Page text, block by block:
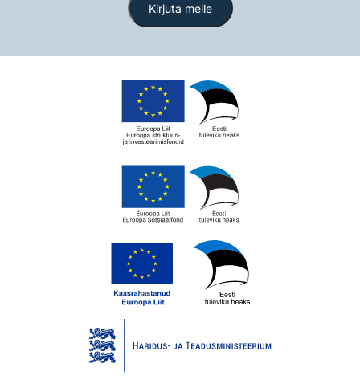
Kirjuta meile